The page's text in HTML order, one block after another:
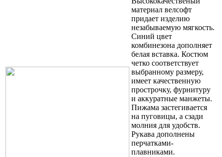
материал велсофт
придает изделию
незабываемую мягкость.
Синий цвет
комбинезона дополняет
белая вставка. Костюм
четко соответствует
выбранному размеру,
имеет качественную
прострочку, фурнитуру
и аккуратные манжеты.
Пижама застегивается
на пуговицы, а сзади
молния для удобств.
Рукава дополнены
перчатками-
плавниками.